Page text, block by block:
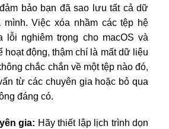
đảm bảo bạn đã sao lưu tất cả dữ
mình. Việc xóa nhầm các tệp hệ
lỗi nghiêm trọng cho macOS và
hoạt động, thậm chí là mất dữ liệu
chắc chắn về một tệp nào đó,
từ các chuyên gia hoặc bỏ qua
đáng có.
gia: Hãy thiết lập lịch trình dọn